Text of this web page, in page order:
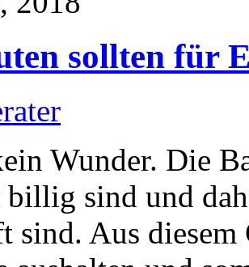
sollten für
Wunder. Die
sind und
sind. Aus